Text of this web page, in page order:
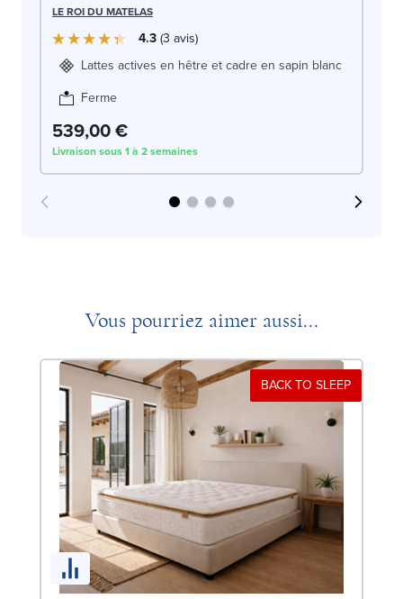
LE ROI DU MATELAS
4.3 3 avis
Lattes actives en hêtre et cadre en sapin blanc
Ferme
539,00 €
Livraison sous 1 à 2 semaines
Vous pourriez aimer aussi...
BACK TO SLEEP